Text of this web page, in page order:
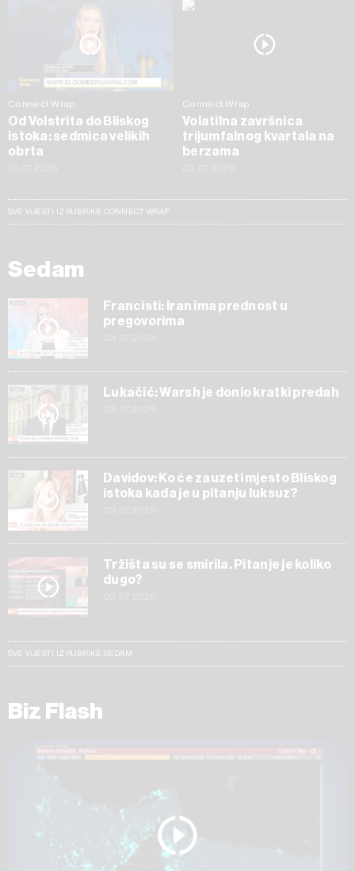
Connect Wrap
Od Volstrita do Bliskog
istoka: sedmica velikih
obrta
Connect Wrap
Volatilna završnica
trijumfalnog kvartala na
berzama
SVE VIJESTI IZ RUBRIKE CONNECT WRAP
Sedam
Francisti: Iran ima prednost u
pregovorima
Lukačić: Warsh je donio kratki predah
Davidov: Ko će zauzeti mjesto Bliskog
istoka kada je u pitanju luksuz?
Tržišta su se smirila. Pitanje je koliko
dugo?
SVE VIJESTI IZ RUBRIKE SEDAM
Biz Flash